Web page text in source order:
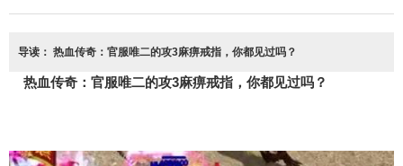
导读： 热血传奇：官服唯二的攻3麻痹戒指，你都见过吗？
热血传奇：官服唯二的攻3麻痹戒指，你都见过吗？